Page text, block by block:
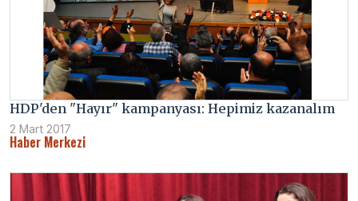
HDP'den "Hayır" kampanyası: Hepimiz kazanalım
2 Mart 2017
Haber Merkezi